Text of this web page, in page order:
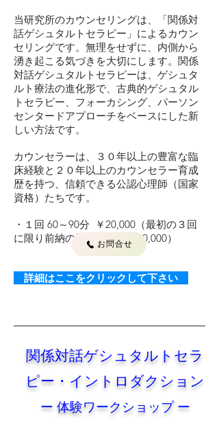
当研究所のカウンセリングは、「関係対
話ゲシュタルトセラピー」によるカウン
セリングです。無理をせずに、内側から
湧き起こる気づきを大切にします。関係
対話ゲシュタルトセラピーは、ゲシュタ
ルト療法の進化形で、古典的ゲシュタル
トセラピー、フォーカシング、パーソン
センタードアプローチをベースにした新
しい方法です。
カウンセラーは、３０年以上の豊富な臨
床経験と２０年以上のカウンセラー育成
歴を持つ、信頼できる公認心理師（国家
資格）たちです。
・１回 60～90分 ￥20,000（最初の３回
に限り前納の場合、合計￥50,000）
詳細はここをクリックして下さい
お問合せ
関係対話ゲシュタルトセラ
ピー・イントロダクション
​ー 体験ワークショップ ー